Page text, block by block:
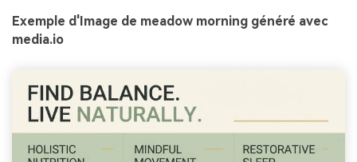
Exemple d'Image de meadow morning généré avec
media.io